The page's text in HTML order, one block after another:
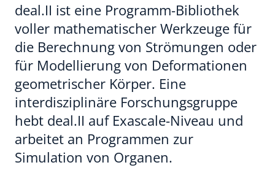
deal.II ist eine Programm-Bibliothek
voller mathematischer Werkzeuge für
die Berechnung von Strömungen oder
für Modellierung von Deformationen
geometrischer Körper. Eine
interdisziplinäre Forschungsgruppe
hebt deal.II auf Exascale-Niveau und
arbeitet an Programmen zur
Simulation von Organen.